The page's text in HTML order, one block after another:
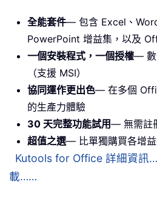
全能套件— 包含 Excel、
PowerPoint 增益集，以及
一個安裝程式，一個授權— 數
（支援 MSI）
協同運作更出色— 在多個
的生產力體驗
30 天完整功能試用— 無需註
超值之選— 比單獨購買各增益
Kutools for Office 詳細資訊
載……